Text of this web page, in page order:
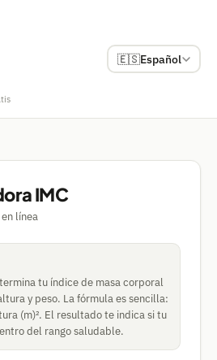
🇪🇸Español
IMC
línea
tu índice de masa corporal
y peso. La fórmula es sencilla:
(m)². El resultado te indica si tu
del rango saludable.